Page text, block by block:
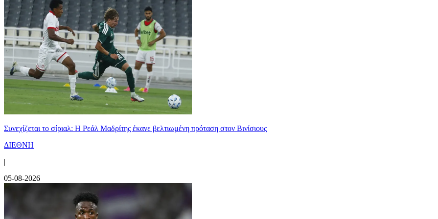
Συνεχίζεται το σίριαλ: Η Ρεάλ Μαδρίτης έκανε βελτιωμένη πρόταση στον Βινίσιους
ΔΙΕΘΝΗ
|
05-08-2026